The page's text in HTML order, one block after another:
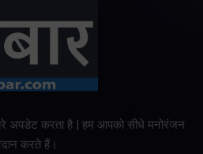
अपडेट करता है | हम आपको सीधे मनोरंजन
करते हैं।